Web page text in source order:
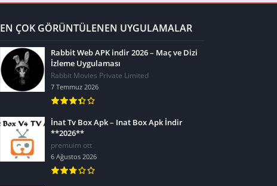
EN ÇOK GÖRÜNTÜLENEN UYGULAMALAR
Rabbit Web APK indir 2026 – Maç ve Dizi
İzleme Uygulaması
Rabbit Movies Private Limited
7 Temmuz 2026
İnat Tv Box Apk – Inat Box Apk İndir
**2026**
premuim ott
6 Ağustos 2026